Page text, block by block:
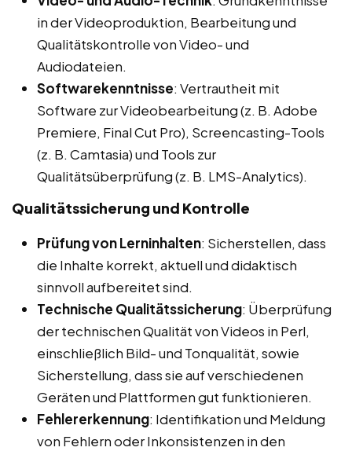
in der Videoproduktion, Bearbeitung und
Qualitätskontrolle von Video- und
Audiodateien.
Softwarekenntnisse: Vertrautheit mit
Software zur Videobearbeitung (z. B. Adobe
Premiere, Final Cut Pro), Screencasting-Tools
(z. B. Camtasia) und Tools zur
Qualitätsüberprüfung (z. B. LMS-Analytics).
Qualitätssicherung und Kontrolle
Prüfung von Lerninhalten: Sicherstellen, dass
die Inhalte korrekt, aktuell und didaktisch
sinnvoll aufbereitet sind.
Technische Qualitätssicherung: Überprüfung
der technischen Qualität von Videos in Perl,
einschließlich Bild- und Tonqualität, sowie
Sicherstellung, dass sie auf verschiedenen
Geräten und Plattformen gut funktionieren.
Fehlererkennung: Identifikation und Meldung
von Fehlern oder Inkonsistenzen in den